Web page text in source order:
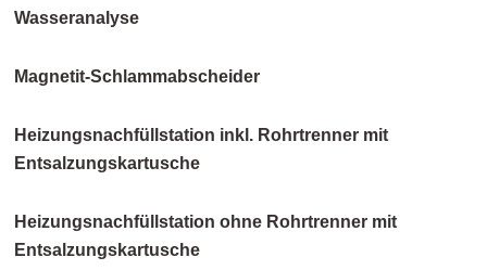
Wasseranalyse
Magnetit-Schlammabscheider
Heizungsnachfüllstation inkl. Rohrtrenner mit
Entsalzungskartusche
Heizungsnachfüllstation ohne Rohrtrenner mit
Entsalzungskartusche